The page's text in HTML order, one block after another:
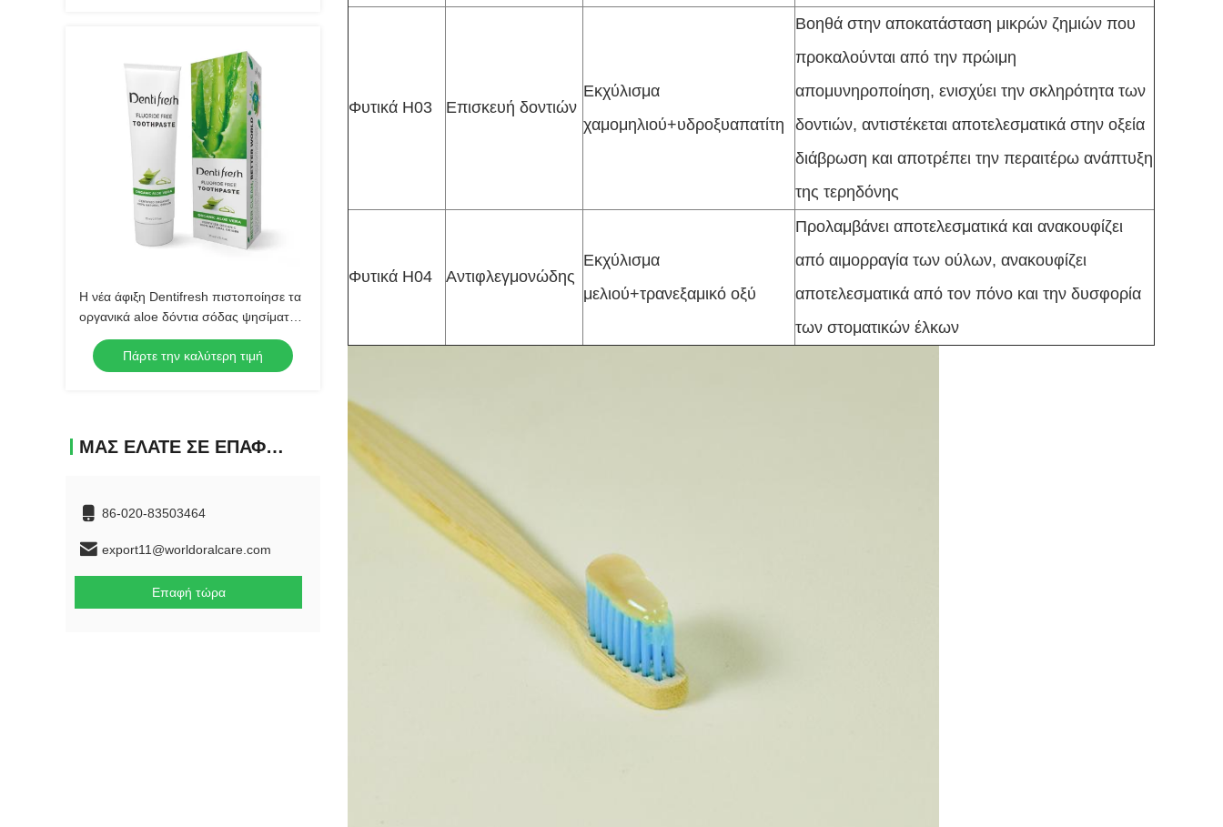
Η νέα άφιξη Dentifresh πιστοποίησε τα
οργανικά aloe δόντια σόδας ψησίματος
προσοχής της Βέρα οδοντικά που
λευκαίνουν το φυσικό toothpa
εκχυλισμάτων φυτών
Πάρτε την καλύτερη τιμή
ΜΑΣ ΕΛΆΤΕ ΣΕ ΕΠΑΦΉ ΜΕ
86-020-83503464
export11@worldoralcare.com
Επαφή τώρα
Φυτικά H03 Επισκευή δοντιών
Εκχύλισμα
χαμομηλιού+υδροξυαπατίτη
Βοηθά στην αποκατάσταση μικρών ζημιών που
προκαλούνται από την πρώιμη
απομυνηροποίηση, ενισχύει την σκληρότητα των
δοντιών, αντιστέκεται αποτελεσματικά στην οξεία
διάβρωση και αποτρέπει την περαιτέρω ανάπτυξη
της τερηδόνης
Φυτικά H04 Αντιφλεγμονώδης
Εκχύλισμα
μελιού+τρανεξαμικό οξύ
Προλαμβάνει αποτελεσματικά και ανακουφίζει
από αιμορραγία των ούλων, ανακουφίζει
αποτελεσματικά από τον πόνο και την δυσφορία
των στοματικών έλκων